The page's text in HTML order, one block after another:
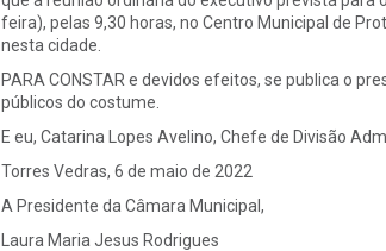
feira), pelas 9,30 horas, no Centro Municipal de
nesta cidade.
PARA CONSTAR e devidos efeitos, se publica o
públicos do costume.
E eu, Catarina Lopes Avelino, Chefe de Divisão
Torres Vedras, 6 de maio de 2022
A Presidente da Câmara Municipal,
Laura Maria Jesus Rodrigues